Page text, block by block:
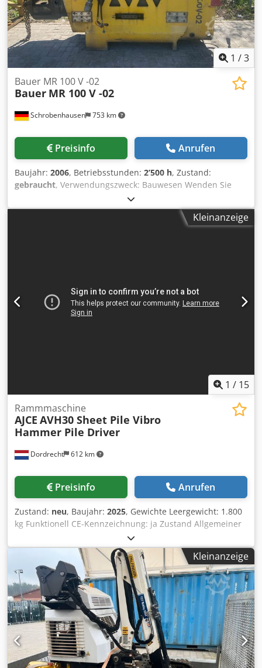
1 /3
Schrobenhausen 753 km
Bauer MR 100 V -02
Bauer MR 100 V -02
Preisinfo Anrufen
Baujahr: 2006, Betriebsstunden: 2’500 h, Zustand:
gebraucht, Verwendungszweck: Bauwesen Wenden Sie
sich an Mohamad Fattah Ahmad, um weitere
Informationen zu erhalten. Rüttler MR 100 V für RTG
Rammgeräte Inklusive Spannzange MRZ 105 Credpfsh
Kleinanzeige
1 / 15
Dordrecht 612 km
Rammmaschine
AJCE AVH30 Sheet Pile Vibro
Hammer Pile Driver
Preisinfo Anrufen
Zustand: neu, Baujahr: 2025, Gewichte Leergewicht: 1.800
kg Funktionell CE-Kennzeichnung: ja Zustand Allgemeiner
Zustand: sehr gut Technischer Zustand: sehr gut Optischer
Zustand: sehr gut Crsdpoq Ixuvefx Agqjf Identifikation
Referenznummer: 2 Weitere Informationen Passend für
folgende Maschinen: 20-35ton Lieferbedingungen: EXW
Produktionsland: KR Weitere Informationen Wenden Sie
sich an Ö. Inalkac, um weitere Informationen zu erhalten.
Kleinanzeige